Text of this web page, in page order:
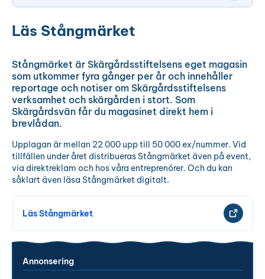
Läs Stångmärket
Stångmärket är Skärgårdsstiftelsens eget magasin
som utkommer fyra gånger per år och innehåller
reportage och notiser om Skärgårdsstiftelsens
verksamhet och skärgården i stort. Som
Skärgårdsvän får du magasinet direkt hem i
brevlådan.
Upplagan är mellan 22 000 upp till 50 000 ex/nummer. Vid
tillfällen under året distribueras Stångmärket även på event,
via direktreklam och hos våra entreprenörer. Och du kan
såklart även läsa Stångmärket digitalt.
Läs Stångmärket
Annonsering